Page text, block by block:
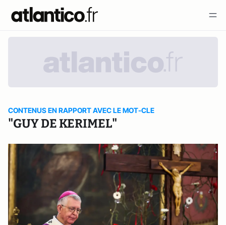
CONTENUS EN RAPPORT AVEC LE MOT-CLE
"GUY DE KERIMEL"